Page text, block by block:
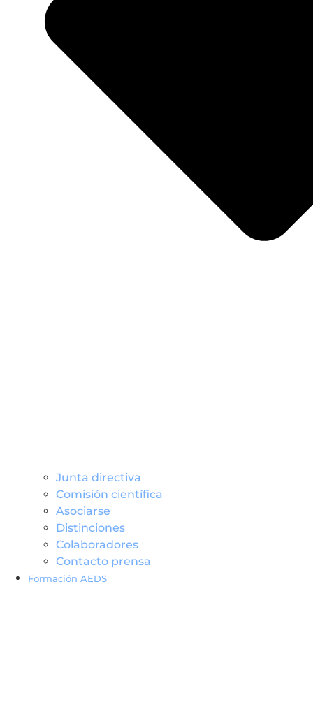
Junta directiva
Comisión científica
Asociarse
Distinciones
Colaboradores
Contacto prensa
Formación AEDS